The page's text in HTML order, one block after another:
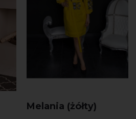
Melania (żółty)